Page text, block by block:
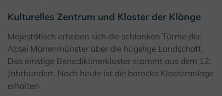
Kulturelles Zentrum und Kloster der Klänge
Majestätisch erheben sich die schlanken Türme der
Abtei Marienmünster über die hügelige Landschaft.
Das einstige Benediktinerkloster stammt aus dem 12.
Jahrhundert. Noch heute ist die barocke Klosteranlage
erhalten.